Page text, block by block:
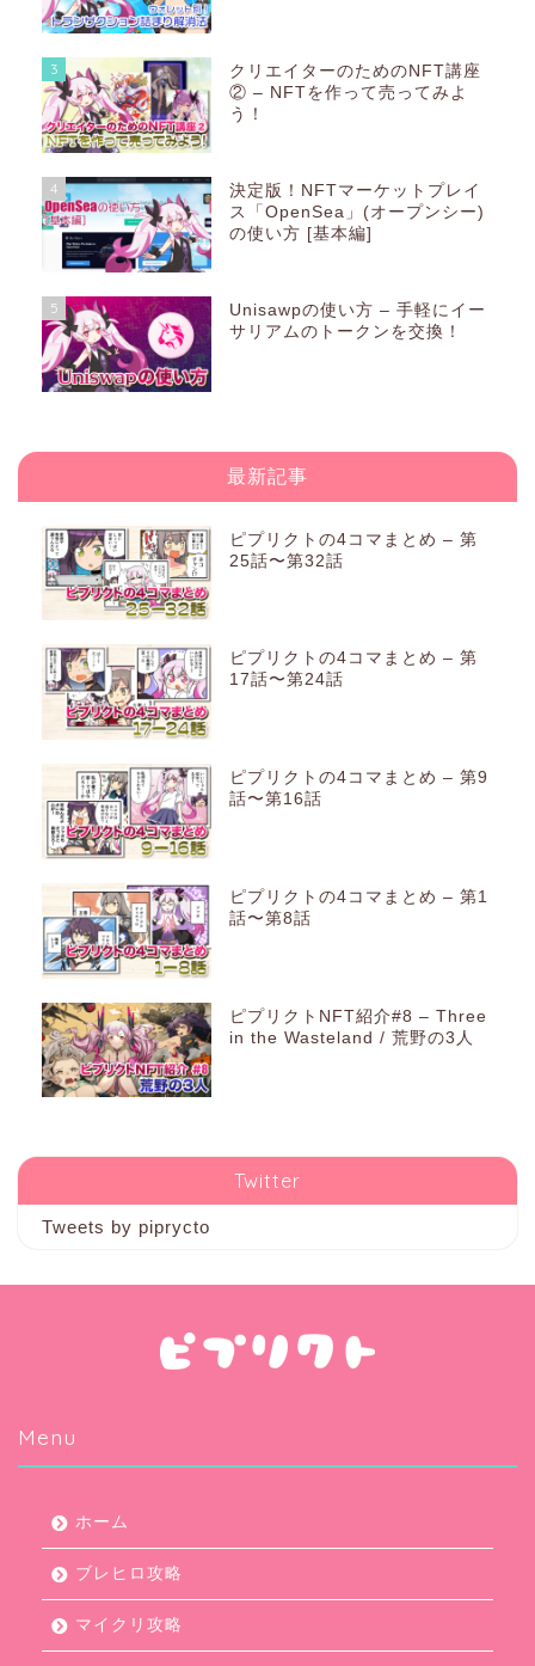
3
クリエイターのためのNFT講座
② – NFTを作って売ってみよ
う！
4
決定版！NFTマーケットプレイ
ス「OpenSea」(オープンシー)
の使い方 [基本編]
5
Unisawpの使い方 – 手軽にイー
サリアムのトークンを交換！
最新記事
ピプリクトの4コマまとめ – 第
25話〜第32話
ピプリクトの4コマまとめ – 第
17話〜第24話
ピプリクトの4コマまとめ – 第9
話〜第16話
ピプリクトの4コマまとめ – 第1
話〜第8話
ピプリクトNFT紹介#8 – Three
in the Wasteland / 荒野の3人
Twitter
Tweets by piprycto
Menu
ホーム
ブレヒロ攻略
マイクリ攻略